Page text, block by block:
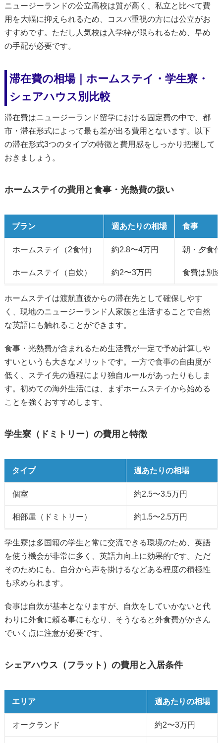
ニュージーランドの公立高校は質が高く、私立と比べて費
用を大幅に抑えられるため、コスパ重視の方には公立がお
すすめです。ただし人気校は入学枠が限られるため、早め
の手配が必要です。
滞在費の相場｜ホームステイ・学生寮・
シェアハウス別比較
滞在費はニュージーランド留学における固定費の中で、都
市・滞在形式によって最も差が出る費用とないます。以下
の滞在形式3つのタイプの特徴と費用感をしっかり把握して
おきましょう。
ホームステイの費用と食事・光熱費の扱い
プラン 週あたりの相場 食事
ホームステイ（2食付） 約2.8〜4万円 朝・夕食
ホームステイ（自炊） 約2〜3万円 食費は別
ホームステイは渡航直後からの滞在先として確保しやす
く、現地のニュージーランド人家族と生活することで自然
な英語にも触れることができます。
食事・光熱費が含まれるため生活費が一定で予め計算しや
すいというも大きなメリットです。一方で食事の自由度が
低く、ステイ先の過程により独自ルールがあったりもしま
す。初めての海外生活には、まずホームステイから始める
ことを強くおすすめします。
学生寮（ドミトリー）の費用と特徴
タイプ 週あたりの相場
個室 約2.5〜3.5万円
相部屋（ドミトリー） 約1.5〜2.5万円
学生寮は多国籍の学生と常に交流できる環境のため、英語
を使う機会が非常に多く、英語力向上に効果的です。ただ
そのためにも、自分から声を掛けるなどある程度の積極性
も求められます。
食事は自炊が基本となりますが、自炊をしていかないと代
わりに外食に頼る事にもなり、そうなると外食費がかさん
でいく点に注意が必要です。
シェアハウス（フラット）の費用と入居条件
エリア 週あたりの相場
オークランド 約2〜3万円